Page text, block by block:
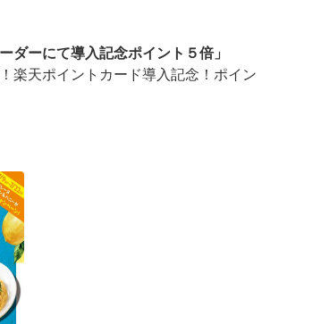
ダーにて導入記念ポイント５倍」
楽天ポイントカード導入記念！ポイン